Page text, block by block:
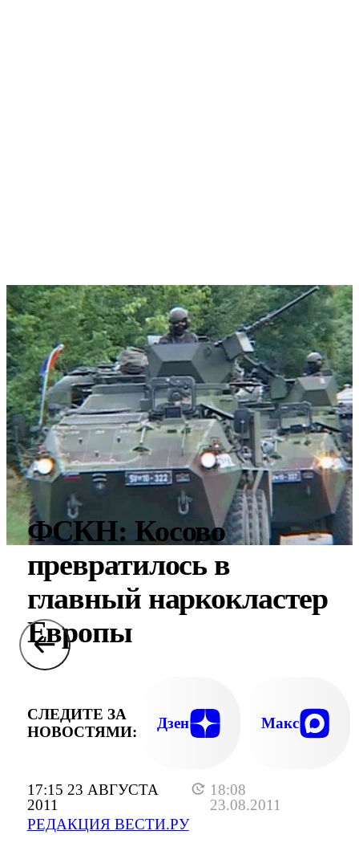
17:15 23 АВГУСТА
2011
18:08
23.08.2011
РЕДАКЦИЯ ВЕСТИ.РУ
ФСКН: Косово
превратилось в
главный наркокластер
Европы
СЛЕДИТЕ ЗА
НОВОСТЯМИ:
Дзен Макс